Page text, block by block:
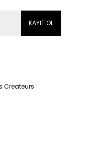
KAYIT OL
Createurs